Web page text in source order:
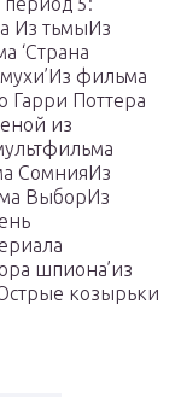
Из тьмыИз
‘Страна
фильма
Гарри Поттера
из
СомнияИз
ВыборИз
шпиона’из
козырьки